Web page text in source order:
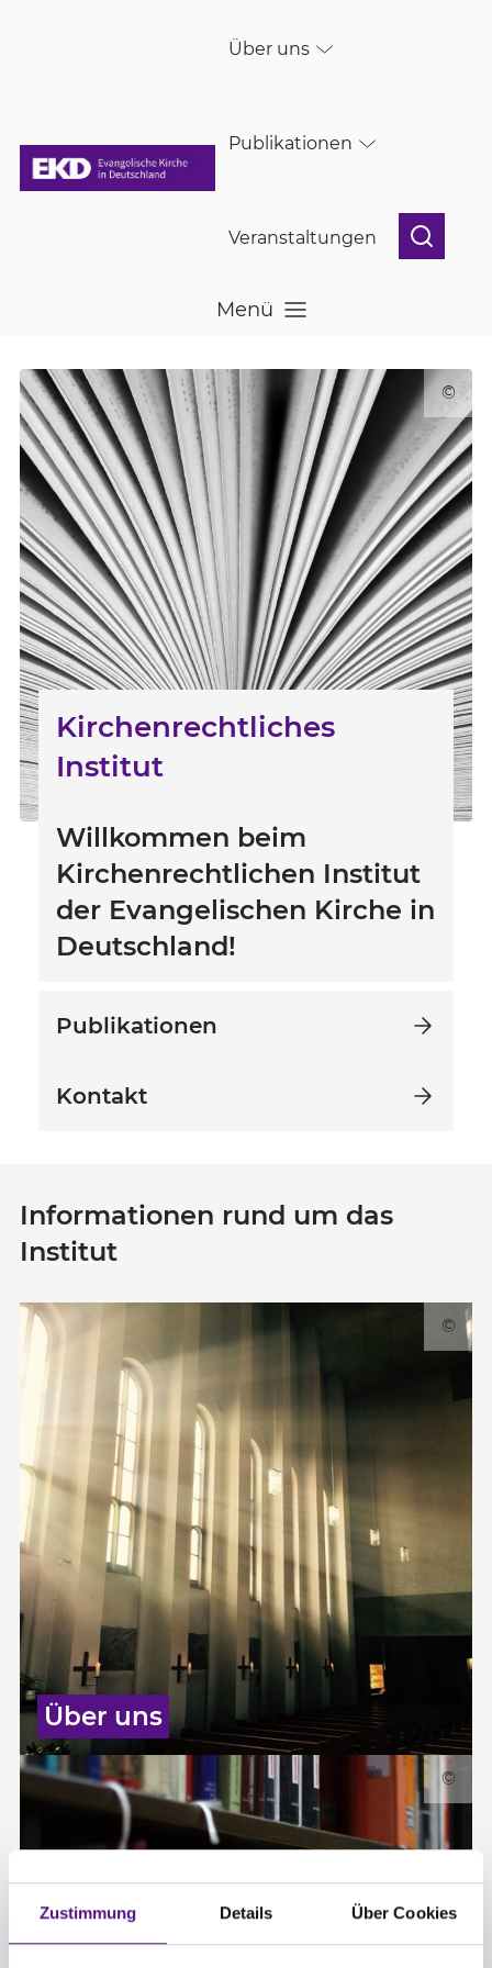
Zustimmung Details Über Cookies
Über uns
Publikationen
Veranstaltungen
Menü
Menü öffnen
Kirchenrechtliches
Institut
Willkommen beim
Kirchenrechtlichen Institut
der Evangelischen Kirche in
Deutschland!
Publikationen
Kontakt
©
Informationen rund um das
Institut
Über uns
©
©